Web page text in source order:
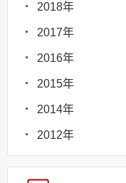
2018年
2017年
2016年
2015年
2014年
2012年